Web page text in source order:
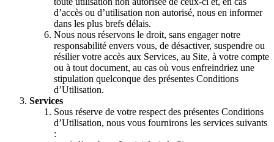
d’accès ou d’utilisation non autorisé, nous en informer
dans les plus brefs délais.
Nous nous réservons le droit, sans engager notre
responsabilité envers vous, de désactiver, suspendre ou
résilier votre accès aux Services, au Site, à votre compte
ou à tout document, au cas où vous enfreindriez une
stipulation quelconque des présentes Conditions
d’Utilisation.
Services
Sous réserve de votre respect des présentes Conditions
d’Utilisation, nous vous fournirons les services suivants
: